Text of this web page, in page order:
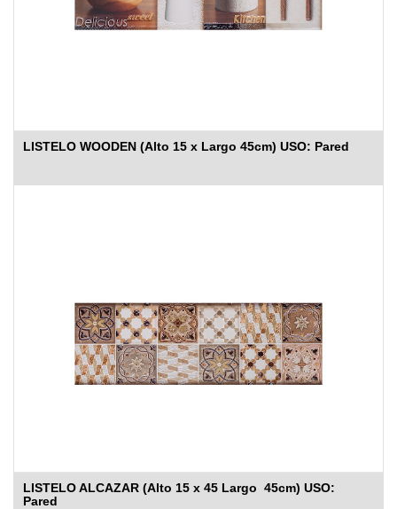
LISTELO WOODEN (Alto 15 x Largo 45cm) USO: Pared
LISTELO ALCAZAR (Alto 15 x 45 Largo 45cm) USO:
Pared